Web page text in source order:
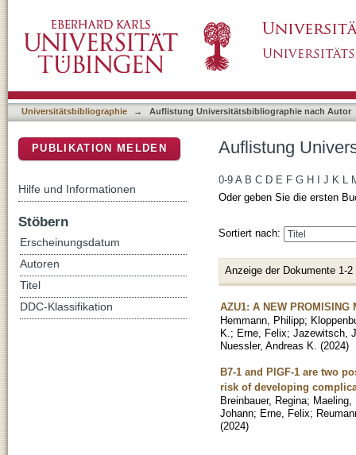
Universitätsbibliographie → Auflistung Universitätsbibliographie nach Autor
Auflistung
0-9 A B C D E F G H J K L
Oder geben Sie die ersten
Sortiert nach:
Anzeige der Dokumente 1-2
AZU1: A NEW PROMISING
Hemmann, Philipp;
K. ; Erne, Felix; Jazewitsch,
Nuessler, Andreas K. (2024)
B7-1 and PlGF-1 are two
risk of developing
Breinbauer, Regina; Maeling,
Johann; Erne, Felix;
(2024)
PUBLIKATION MELDEN
Hilfe und Informationen
Stöbern
Erscheinungsdatum
Autoren
Titel
DDC-Klassifikation